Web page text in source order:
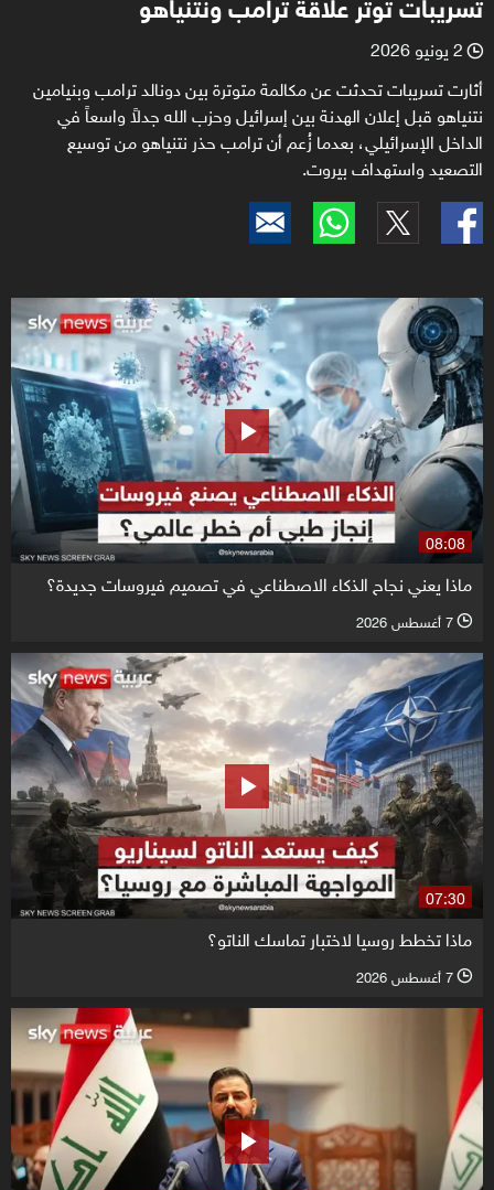
l 2 يونيو 2026
أثارت تسريبات تحدثت عن مكالمة متوترة بين دونالد ترامب وبنيامين
نتنياهو قبل إعلان الهدنة بين إسرائيل وحزب الله جدلاً واسعاً في
الداخل الإسرائيلي، بعدما زُعم أن ترامب حذر نتنياهو من توسيع
التصعيد واستهداف بيروت.
08:08
ماذا يعني نجاح الذكاء الاصطناعي في تصميم فيروسات جديدة؟
l 7 أغسطس 2026
07:30
ماذا تخطط روسيا لاختبار تماسك الناتو؟
l 7 أغسطس 2026